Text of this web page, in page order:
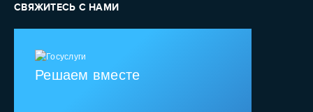
СВЯЖИТЕСЬ С НАМИ
Решаем вместе